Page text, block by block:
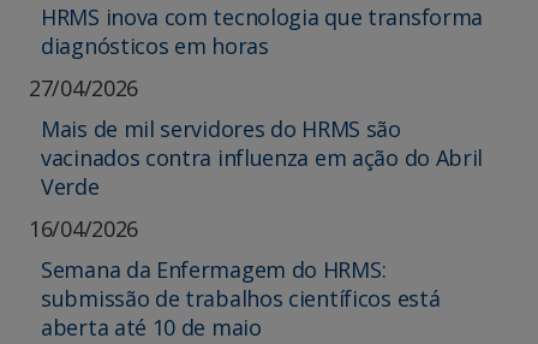
HRMS inova com tecnologia que transforma
diagnósticos em horas
27/04/2026
Mais de mil servidores do HRMS são
vacinados contra influenza em ação do Abril
Verde
16/04/2026
Semana da Enfermagem do HRMS:
submissão de trabalhos científicos está
aberta até 10 de maio